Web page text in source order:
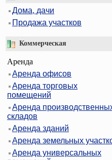
Дома, дачи
Продажа участков
Коммерческая
Аренда
Аренда офисов
Аренда торговых
помещений
Аренда
складов
Аренда зданий
Аренда земельных
Аренда универсальных